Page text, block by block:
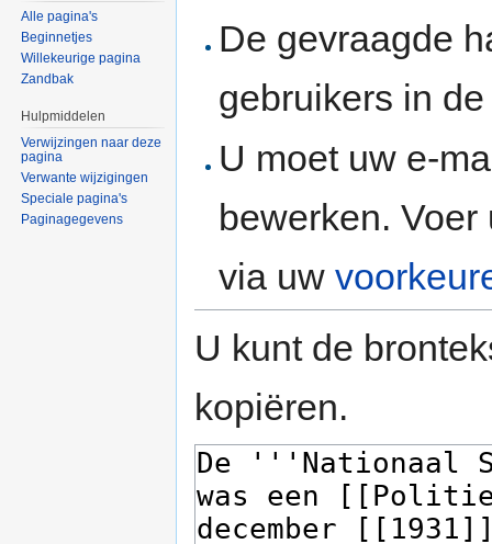
De gevraagde
gebruikers in
U moet uw e-
bewerken.
via uw
U kunt de
kopiëren.
Alle pagina's
Beginnetjes
Willekeurige pagina
Zandbak
Hulpmiddelen
Verwijzingen naar deze
pagina
Verwante wijzigingen
Speciale pagina's
Paginagegevens